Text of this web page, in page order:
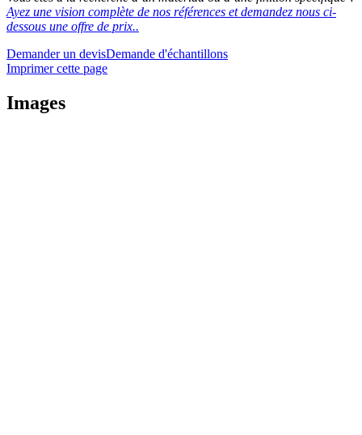
Ayez une vision complète de nos références et demandez nous ci-
dessous une offre de prix..
Demander un devisDemande d'échantillons
Imprimer cette page
Images